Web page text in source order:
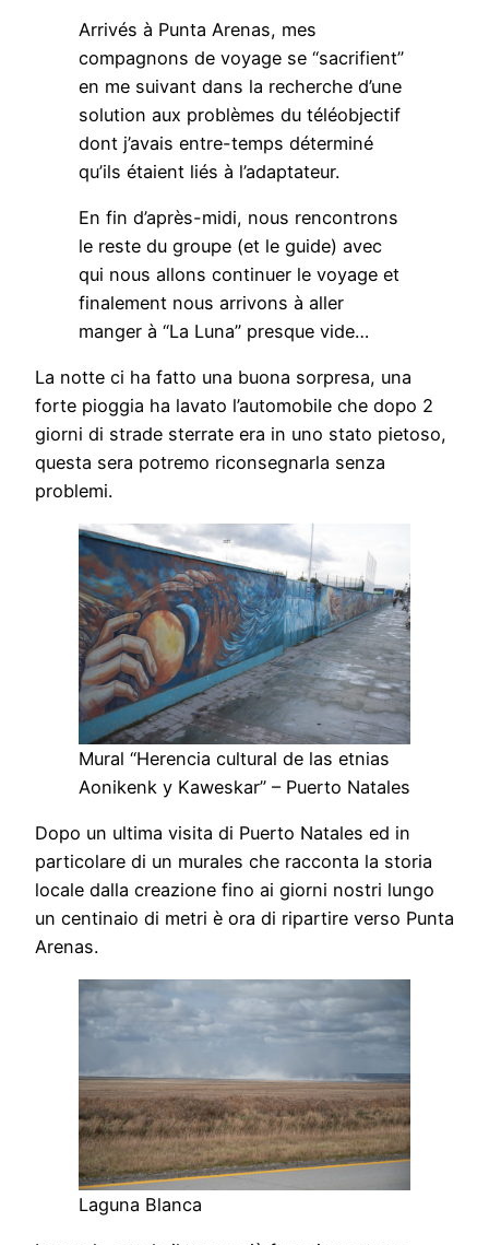
Arrivés à Punta Arenas, mes
compagnons de voyage se “sacrifient”
en me suivant dans la recherche d’une
solution aux problèmes du téléobjectif
dont j’avais entre-temps déterminé
qu’ils étaient liés à l’adaptateur.
En fin d’après-midi, nous rencontrons
le reste du groupe (et le guide) avec
qui nous allons continuer le voyage et
finalement nous arrivons à aller
manger à “La Luna” presque vide…
La notte ci ha fatto una buona sorpresa, una
forte pioggia ha lavato l’automobile che dopo 2
giorni di strade sterrate era in uno stato pietoso,
questa sera potremo riconsegnarla senza
problemi.
Mural “Herencia cultural de las etnias
Aonikenk y Kaweskar” – Puerto Natales
Dopo un ultima visita di Puerto Natales ed in
particolare di un murales che racconta la storia
locale dalla creazione fino ai giorni nostri lungo
un centinaio di metri è ora di ripartire verso Punta
Arenas.
Laguna Blanca